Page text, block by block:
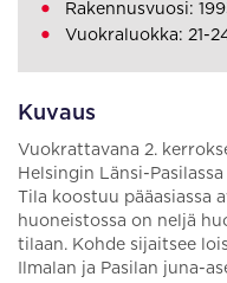
Kuvaus
Vuokrattavana 2.
Helsingin Länsi-
Tila koostuu pääasiassa
huoneistossa on neljä
tilaan. Kohde sijaitsee
Ilmalan ja Pasilan juna-
Rakennusvuosi:
Vuokraluokka: 21-